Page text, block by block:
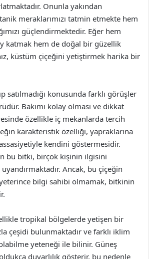
Onunla yakından
meraklarımızı tatmin etmekte hem
güçlendirmektedir. Eğer hem
katmak hem de doğal bir güzellik
küstüm çiçeğini yetiştirmek harika bir
satılmadığı konusunda farklı görüşler
Bakımı kolay olması ve dikkat
özellikle iç mekanlarda tercih
karakteristik özelliği, yapraklarına
kendini göstermesidir.
bu bitki, birçok kişinin ilgisini
Ancak, bu çiçeğin
bilgi sahibi olmamak, bitkinin
tropikal bölgelerde yetişen bir
çeşidi bulunmaktadır ve farklı iklim
yeteneği ile bilinir. Güneş
oldukça duyarlılık gösterir, bu nedenle